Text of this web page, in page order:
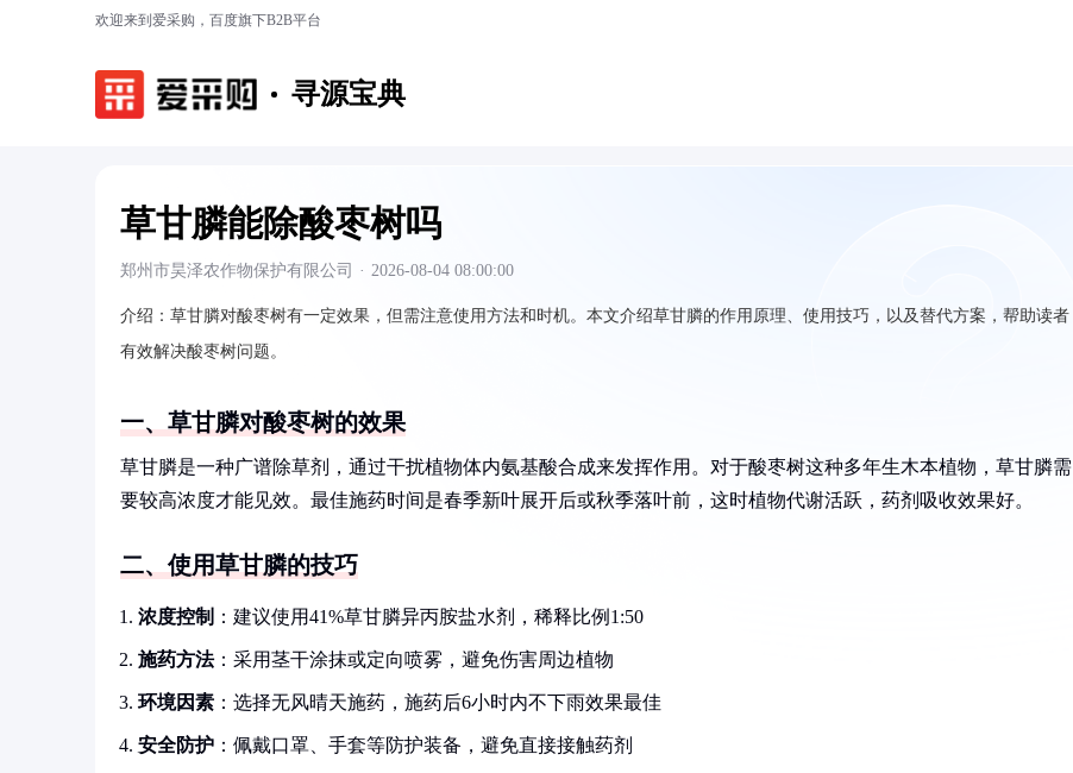
欢迎来到爱采购，百度旗下B2B平台
寻源宝典
草甘膦能除酸枣树吗
郑州市昊泽农作物保护有限公司 · 2026-08-04 08:00:00
介绍： 草甘膦对酸枣树有一定效果，但需注意使用方法和时机。本文介绍草甘膦的作用原理、使用技巧，以及替代方案，帮助读者
有效解决酸枣树问题。
一、草甘膦对酸枣树的效果
草甘膦是一种广谱除草剂，通过干扰植物体内氨基酸合成来发挥作用。对于酸枣树这种多年生木本植物，草甘膦需
要较高浓度才能见效。最佳施药时间是春季新叶展开后或秋季落叶前，这时植物代谢活跃，药剂吸收效果好。
二、使用草甘膦的技巧
浓度控制 ：建议使用41%草甘膦异丙胺盐水剂，稀释比例1:50
施药方法：采用茎干涂抹或定向喷雾，避免伤害周边植物
环境因素 ：选择无风晴天施药，施药后6小时内不下雨效果最佳
安全防护 ：佩戴口罩、手套等防护装备，避免直接接触药剂